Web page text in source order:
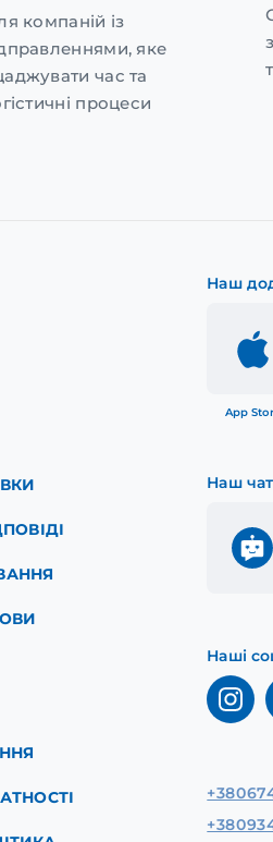
компаній із
яке
час та
процеси
Наш
App
Наш
Наші